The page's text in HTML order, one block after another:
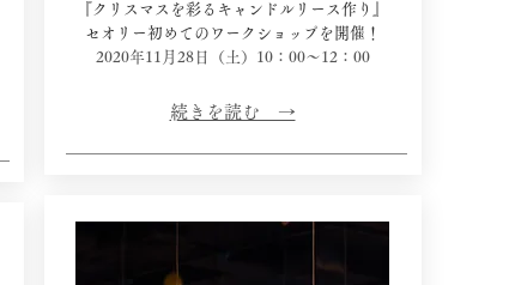
『クリスマスを彩るキャンドルリース作り』
​セオリー初めてのワークショップを開催！
​2020年11月28日（土）10：00～12：00
​続きを読む →​